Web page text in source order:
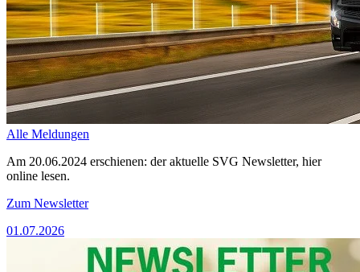
Alle Meldungen
Am 20.06.2024 erschienen: der aktuelle SVG Newsletter, hier
online lesen.
Zum Newsletter
01.07.2026